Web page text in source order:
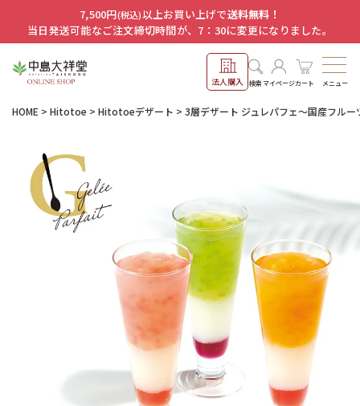
7,500円(税込)以上お買い上げで送料無料！
当日発送可能なご注文締切時間が、7：30に変更になりました。
法人購入 検索マイページカート メニュー
HOME Hitotoe Hitotoeデザート 3層デザート ジュレパフェ～国産フルー